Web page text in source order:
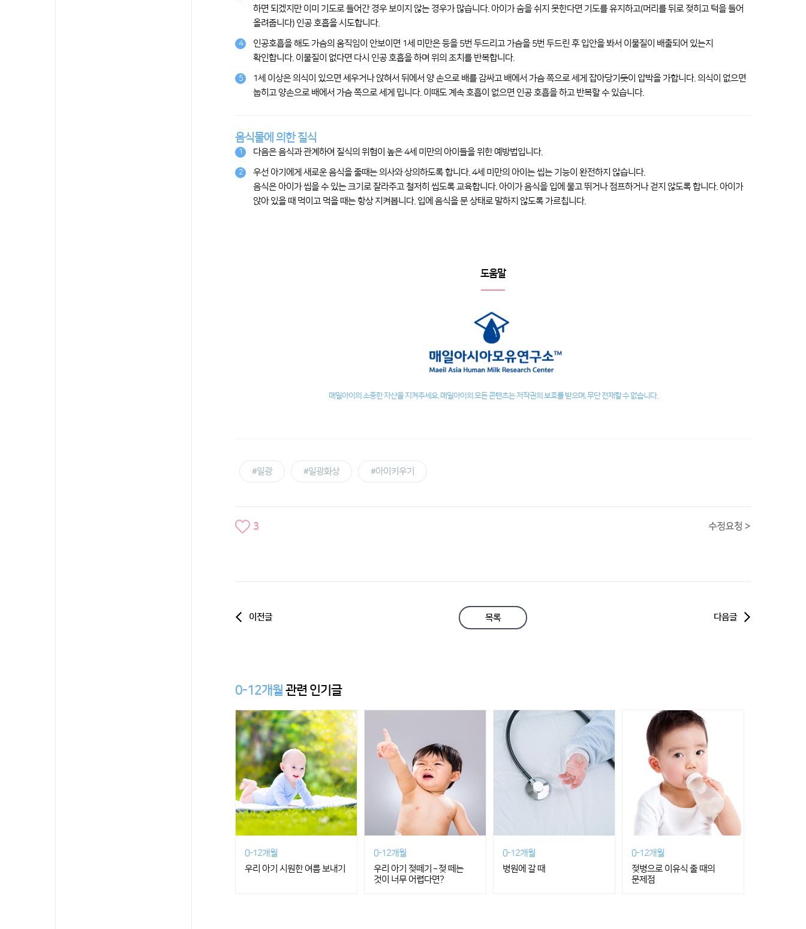
하면 되겠지만 이미 기도로 들어간 경우 보이지 않는 경우가 많습니다. 아이가 숨을 쉬지 못한다면 기도를 유지하고(머리를 뒤로 젖히고 턱을 들어
올려줍니다) 인공 호흡을 시도합니다.
4
인공호흡을 해도 가슴의 움직임이 안보이면 1세 미만은 등을 5번 두드리고 가슴을 5번 두드린 후 입안을 봐서 이물질이 배출되어 있는지
확인합니다. 이물질이 없다면 다시 인공 호흡을 하며 위의 조치를 반복합니다.
5
1세 이상은 의식이 있으면 세우거나 앉혀서 뒤에서 양 손으로 배를 감싸고 배에서 가슴 쪽으로 세게 잡아당기듯이 압박을 가합니다. 의식이 없으면
눕히고 양손으로 배에서 가슴 쪽으로 세게 밉니다. 이때도 계속 호흡이 없으면 인공 호흡을 하고 반복할 수 있습니다.
음식물에 의한 질식
1 다음은 음식과 관계하여 질식의 위험이 높은 4세 미만의 아이들을 위한 예방법입니다.
2
우선 아기에게 새로운 음식을 줄때는 의사와 상의하도록 합니다. 4세 미만의 아이는 씹는 기능이 완전하지 않습니다.
음식은 아이가 씹을 수 있는 크기로 잘라주고 철저히 씹도록 교육합니다. 아이가 음식을 입에 물고 뛰거나 점프하거나 걷지 않도록 합니다. 아이가
앉아 있을 때 먹이고 먹을 때는 항상 지켜봅니다. 입에 음식을 문 상태로 말하지 않도록 가르칩니다.
도움말
매일아이의 소중한 자산을 지켜주세요. 매일아이의 모든 콘텐츠는 저작권의 보호를 받으며, 무단 전재할 수 없습니다.
#일광 #일광화상 #아이키우기
3
이전글 목록 다음글
0-12개월 관련 인기글
0-12개월
우리 아기 시원한 여름 보내기
0-12개월
우리 아기 젖떼기 – 젖 떼는
것이 너무 어렵다면?
0-12개월
병원에 갈 때
0-12개월
젖병으로 이유식 줄 때의
문제점